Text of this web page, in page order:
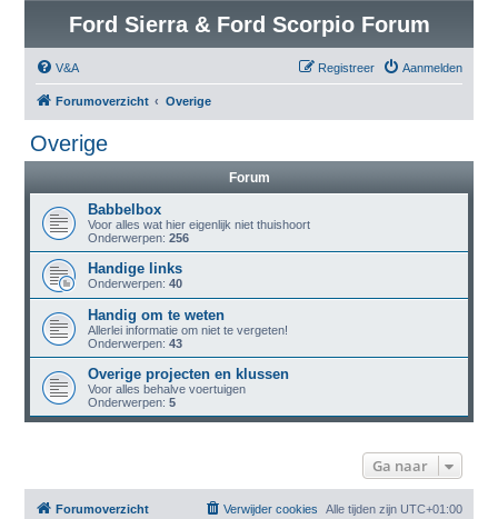
Ford Sierra & Ford Scorpio Forum
V&A Aanmelden
Registreer
Forumoverzicht Overige
Overige
Forum
Babbelbox
Voor alles wat hier eigenlijk niet thuishoort
Onderwerpen: 256
Handige links
Onderwerpen: 40
Handig om te weten
Allerlei informatie om niet te vergeten!
Onderwerpen: 43
Overige projecten en klussen
Voor alles behalve voertuigen
Onderwerpen: 5
Ga naar
Forumoverzicht Alle tijden zijn UTC+01:00
Verwijder cookies